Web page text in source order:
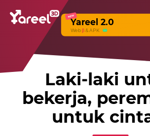
NEW
Yareel 2.0
Webβ & APK
Laki-laki
bekerja,
untuk